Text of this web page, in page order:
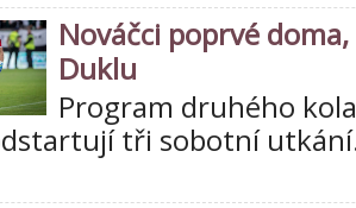
Nováčci poprvé
Duklu
Program druhého
tři sobotní